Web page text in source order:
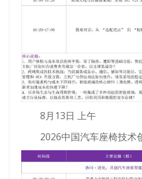
8月13日 上午
2026中国汽车座椅技术